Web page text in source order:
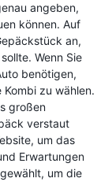
angeben,
können. Auf
an,
Wenn Sie
benötigen,
zu wählen.
großen
verstaut
um das
Erwartungen
um die